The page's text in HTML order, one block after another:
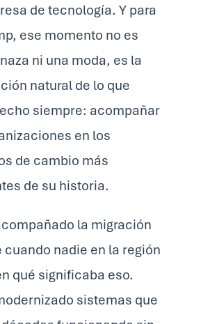
de tecnología. Y para
ese momento no es
ni una moda, es la
natural de lo que
siempre: acompañar
en los
de cambio más
de su historia.
la migración
cuando nadie en la región
qué significaba eso.
sistemas que